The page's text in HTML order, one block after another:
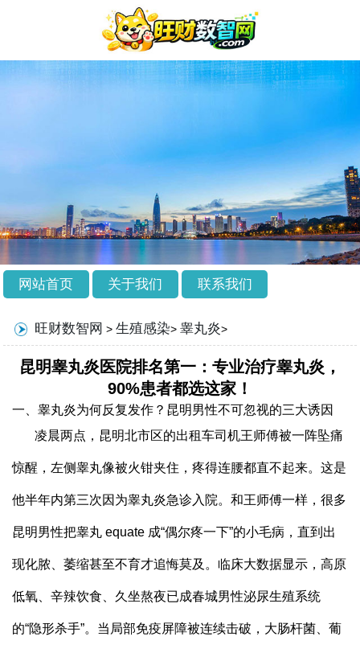
网站首页 关于我们 联系我们
旺财数智网 >生殖感染>睾丸炎>
昆明睾丸炎医院排名第一：专业治疗睾丸炎，
90%患者都选这家！
一、睾丸炎为何反复发作？昆明男性不可忽视的三大诱因
凌晨两点，昆明北市区的出租车司机王师傅被一阵坠痛
惊醒，左侧睾丸像被火钳夹住，疼得连腰都直不起来。这是
他半年内第三次因为睾丸炎急诊入院。和王师傅一样，很多
昆明男性把睾丸 equate 成“偶尔疼一下”的小毛病，直到出
现化脓、萎缩甚至不育才追悔莫及。临床大数据显示，高原
低氧、辛辣饮食、久坐熬夜已成春城男性泌尿生殖系统
的“隐形杀手”。当局部免疫屏障被连续击破，大肠杆菌、葡